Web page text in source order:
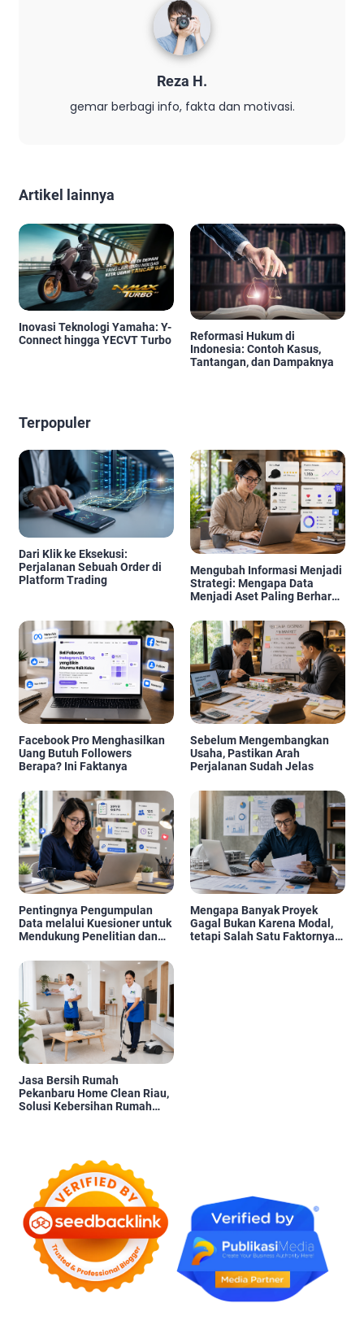
Reza H.
gemar berbagi info, fakta dan motivasi.
Artikel lainnya
Inovasi Teknologi Yamaha: Y-
Connect hingga YECVT Turbo
Reformasi Hukum di
Indonesia: Contoh Kasus,
Tantangan, dan Dampaknya
Terpopuler
Dari Klik ke Eksekusi:
Perjalanan Sebuah Order di
Platform Trading
Mengubah Informasi Menjadi
Strategi: Mengapa Data
Menjadi Aset Paling Berharga
Facebook Pro Menghasilkan
Uang Butuh Followers
Berapa? Ini Faktanya
Sebelum Mengembangkan
Usaha, Pastikan Arah
Perjalanan Sudah Jelas
Pentingnya Pengumpulan
Data melalui Kuesioner untuk
Mendukung Penelitian dan
Mengapa Banyak Proyek
Gagal Bukan Karena Modal,
tetapi Salah Satu Faktornya
Jasa Bersih Rumah
Pekanbaru Home Clean Riau,
Solusi Kebersihan Rumah